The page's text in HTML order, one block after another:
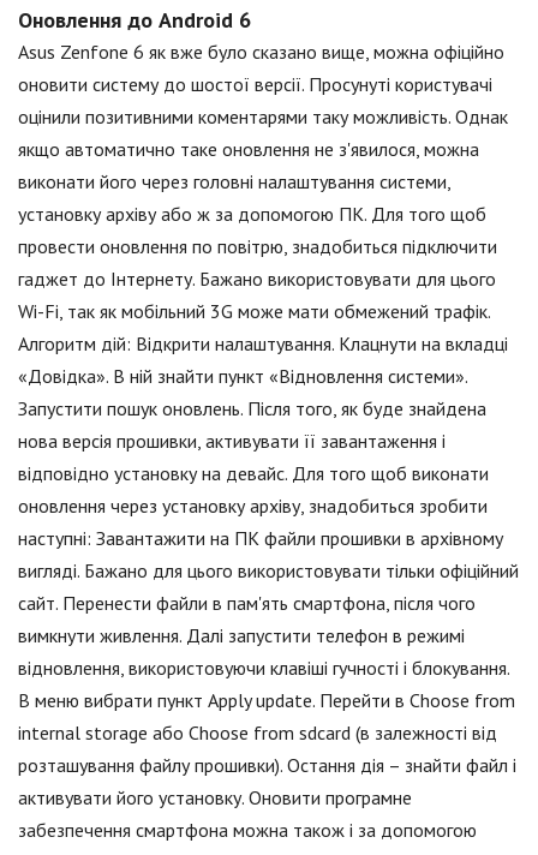
Оновлення до Android 6
Asus Zenfone 6 як вже було сказано вище, можна офіційно
оновити систему до шостої версії. Просунуті користувачі
оцінили позитивними коментарями таку можливість. Однак
якщо автоматично таке оновлення не з'явилося, можна
виконати його через головні налаштування системи,
установку архіву або ж за допомогою ПК. Для того щоб
провести оновлення по повітрю, знадобиться підключити
гаджет до Інтернету. Бажано використовувати для цього
Wi-Fi, так як мобільний 3G може мати обмежений трафік.
Алгоритм дій: Відкрити налаштування. Клацнути на вкладці
«Довідка». В ній знайти пункт «Відновлення системи».
Запустити пошук оновлень. Після того, як буде знайдена
нова версія прошивки, активувати її завантаження і
відповідно установку на девайс. Для того щоб виконати
оновлення через установку архіву, знадобиться зробити
наступні: Завантажити на ПК файли прошивки в архівному
вигляді. Бажано для цього використовувати тільки офіційний
сайт. Перенести файли в пам'ять смартфона, після чого
вимкнути живлення. Далі запустити телефон в режимі
відновлення, використовуючи клавіші гучності і блокування.
В меню вибрати пункт Apply update. Перейти в Choose from
internal storage або Choose from sdcard (в залежності від
розташування файлу прошивки). Остання дія – знайти файл і
активувати його установку. Оновити програмне
забезпечення смартфона можна також і за допомогою